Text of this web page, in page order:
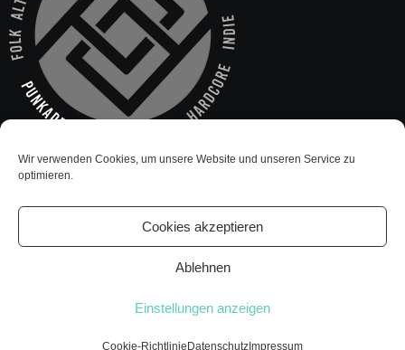
Wir verwenden Cookies, um unsere Website und unseren Service zu
optimieren.
Cookies akzeptieren
Ablehnen
Einstellungen anzeigen
Cookie-Richtlinie Datenschutz Impressum